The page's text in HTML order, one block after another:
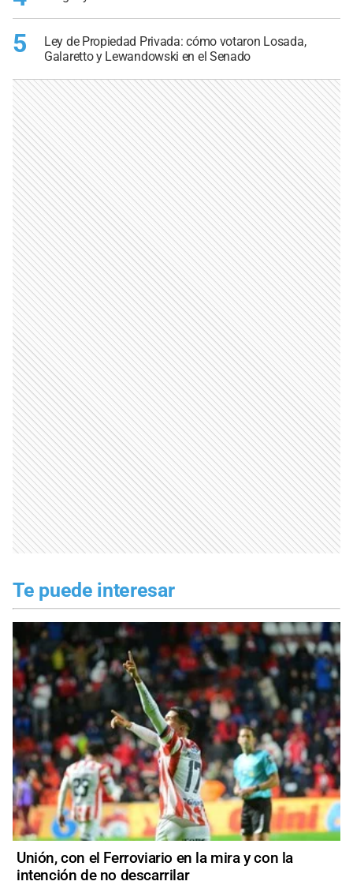
5
Ley de Propiedad Privada: cómo votaron Losada,
Galaretto y Lewandowski en el Senado
Te puede interesar
Unión, con el Ferroviario en la mira y con la
intención de no descarrilar